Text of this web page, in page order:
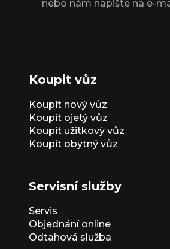
nebo nám napište na e-
Koupit vůz
Koupit nový vůz
Koupit ojetý vůz
Koupit užitkový vůz
Koupit obytný vůz
Servisní služby
Servis
Objednání online
Odtahová služba